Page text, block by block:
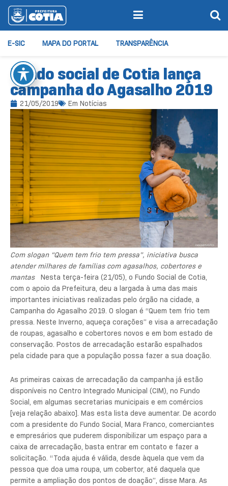
E-SIC MAPA DO PORTAL TRANSPARÊNCIA
Fundo social de Cotia lança
campanha do Agasalho 2019
21/05/2019 Em Notícias
Com slogan “Quem tem frio tem pressa”, iniciativa busca
atender milhares de famílias com agasalhos, cobertores e
mantasNesta terça-feira (21/05), o Fundo Social de Cotia,
com o apoio da Prefeitura, deu a largada à uma das mais
importantes iniciativas realizadas pelo órgão na cidade, a
Campanha do Agasalho 2019. O slogan é “Quem tem frio tem
pressa. Neste Inverno, aqueça corações” e visa a arrecadação
de roupas, agasalho e cobertores novos e em bom estado de
conservação. Postos de arrecadação estarão espalhados
pela cidade para que a população possa fazer a sua doação.
As primeiras caixas de arrecadação da campanha já estão
disponíveis no Centro Integrado Municipal (CIM), no Fundo
Social, em algumas secretarias municipais e em comércios
[veja relação abaixo]. Mas esta lista deve aumentar. De acordo
com a presidente do Fundo Social, Mara Franco, comerciantes
e empresários que puderem disponibilizar um espaço para a
caixa de arrecadação, basta entrar em contato e fazer a
solicitação. “Toda ajuda é válida, desde àquela que vem da
pessoa que doa uma roupa, um cobertor, até daquela que
permite a ampliação dos pontos de doação”, disse Mara. As